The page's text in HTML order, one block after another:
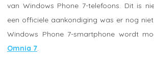
van Windows Phone 7-telefoons. Dit is
een officiele aankondiging was er nog
Windows Phone 7-smartphone wordt
Omnia 7